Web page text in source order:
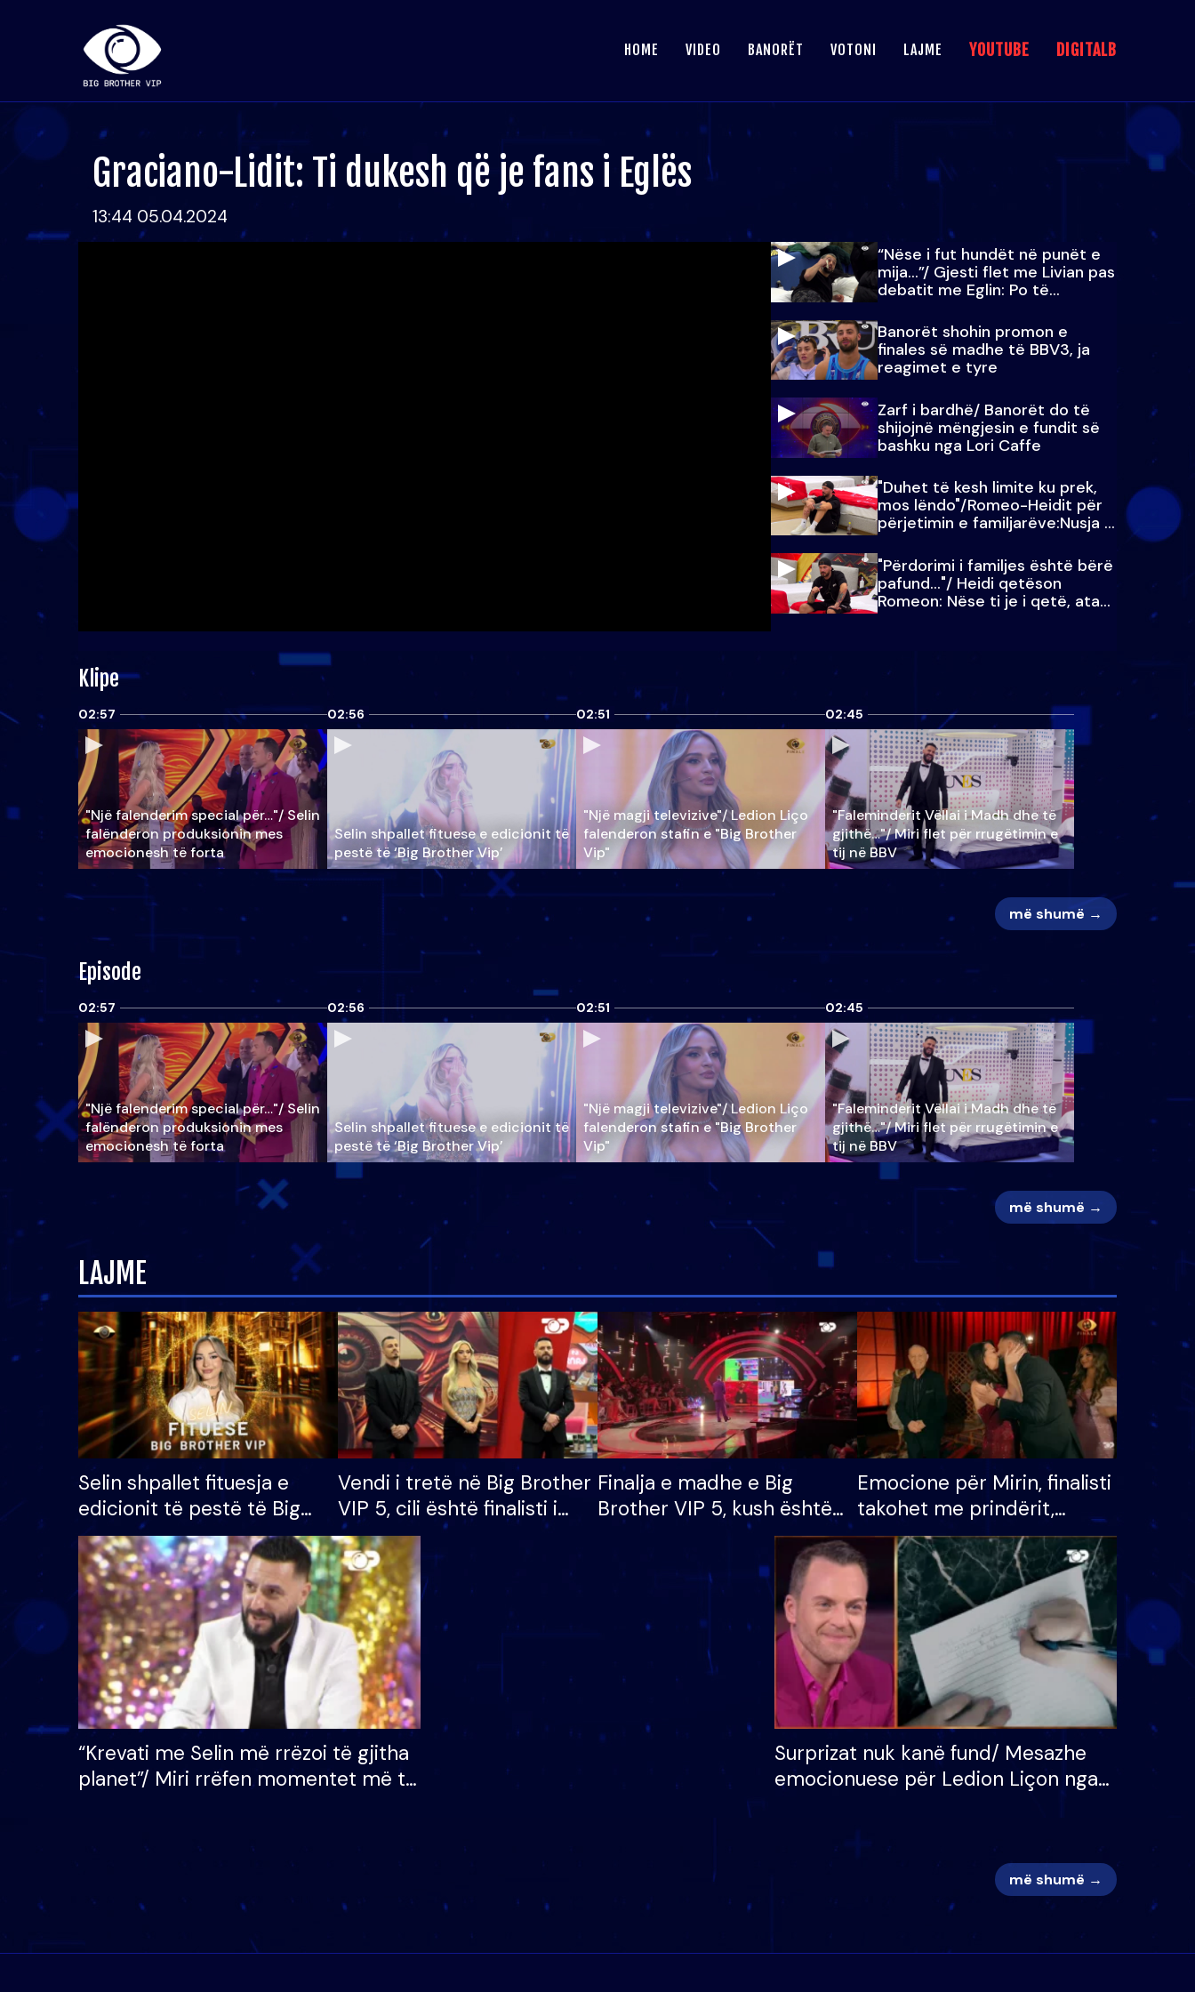
HOME VIDEO BANORËT VOTONI LAJME YOUTUBE DIGITALB
Graciano-Lidit: Ti dukesh që je fans i Eglës
13:44 05.04.2024
“Nëse i fut hundët në punët e
mija…”/ Gjesti flet me Livian pas
debatit me Eglin: Po të
paralajmëroj
Banorët shohin promon e
finales së madhe të BBV3, ja
reagimet e tyre
Zarf i bardhë/ Banorët do të
shijojnë mëngjesin e fundit së
bashku nga Lori Caffe
"Duhet të kesh limite ku prek,
mos lëndo"/Romeo-Heidit për
përjetimin e familjarëve:Nusja e
Julit…
"Përdorimi i familjes është bërë
pafund…"/ Heidi qetëson
Romeon: Nëse ti je i qetë, ata
qetësohen
Klipe
02:57
"Një falenderim special për…"/ Selin
falënderon produksionin mes
emocionesh të forta
02:56
Selin shpallet fituese e edicionit të
pestë të ‘Big Brother Vip’
02:51
"Një magji televizive"/ Ledion Liço
falenderon stafin e "Big Brother
Vip"
02:45
"Faleminderit Vëllai i Madh dhe të
gjithë…"/ Miri flet për rrugëtimin e
tij në BBV
më shumë →
Episode
02:57
"Një falenderim special për…"/ Selin
falënderon produksionin mes
emocionesh të forta
02:56
Selin shpallet fituese e edicionit të
pestë të ‘Big Brother Vip’
02:51
"Një magji televizive"/ Ledion Liço
falenderon stafin e "Big Brother
Vip"
02:45
"Faleminderit Vëllai i Madh dhe të
gjithë…"/ Miri flet për rrugëtimin e
tij në BBV
më shumë →
LAJME
Selin shpallet fituesja e
edicionit të pestë të Big
Brother VIP, rrëmben
çmimin e madh prej 100
mijë eurosh
Vendi i tretë në Big Brother
VIP 5, cili është finalisti i
radhës që lë shtëpinë
Finalja e madhe e Big
Brother VIP 5, kush është
banori i parë që lë shtëpinë
dhe humb mundësinë për
të fituar çmimin e madh
Emocione për Mirin, finalisti
takohet me prindërit,
vajzën dhe bashkëshorten:
S’kemi ndonjë letër divorci
apo jo?
“Krevati me Selin më rrëzoi të gjitha
planet”/ Miri rrëfen momentet më të
Surprizat nuk kanë fund/ Mesazhe
emocionuese për Ledion Liçon nga
më shumë →